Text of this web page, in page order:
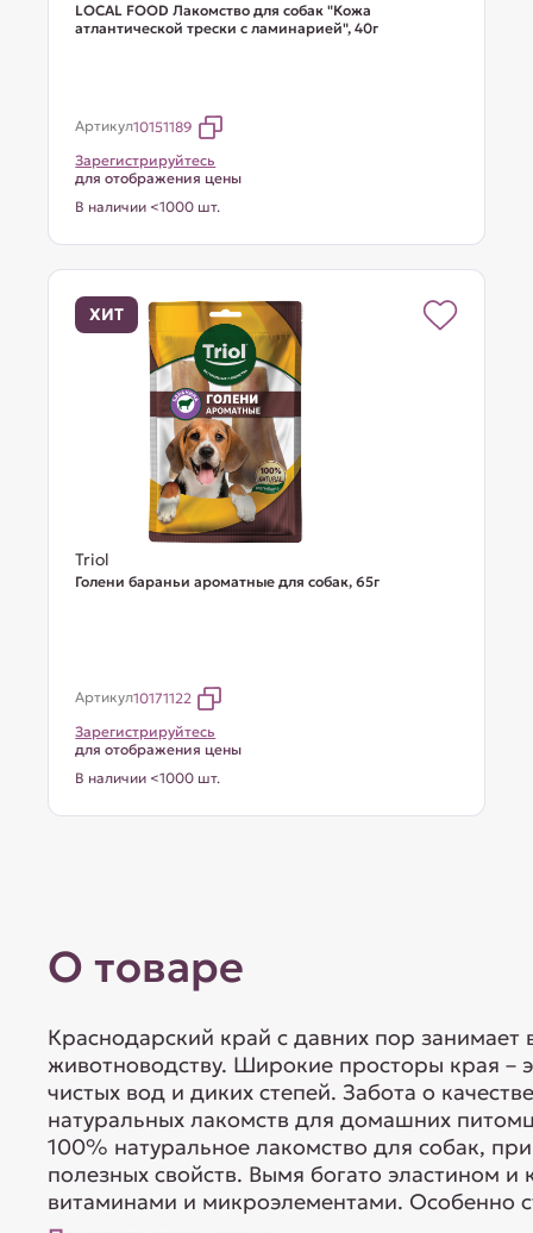
LOCAL FOOD Лакомство для собак "Кожа
атлантической трески с ламинарией", 40г
Артикул10151189
Зарегистрируйтесь
для отображения цены
В наличии <1000 шт.
ХИТ
Triol
Голени бараньи ароматные для собак, 65г
Артикул10171122
Зарегистрируйтесь
для отображения цены
В наличии <1000 шт.
О товаре
Краснодарский край с давних пор
животноводству. Широкие просторы края –
чистых вод и диких степей. Забота о
натуральных лакомств для домашних
100% натуральное лакомство для собак,
полезных свойств. Вымя богато эластином
витаминами и микроэлементами. Особенно